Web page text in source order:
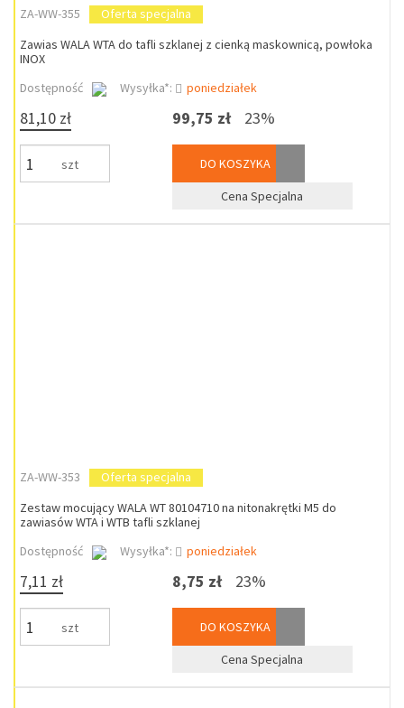
ZA-WW-355
Oferta specjalna
Zawias WALA WTA do tafli szklanej z cienką maskownicą, powłoka
INOX
Dostępność
Wysyłka*: poniedziałek
81,10 zł
szt
99,75 zł 23%
DO KOSZYKA
Cena Specjalna
ZA-WW-353
Oferta specjalna
Zestaw mocujący WALA WT 80104710 na nitonakrętki M5 do
zawiasów WTA i WTB tafli szklanej
Dostępność
Wysyłka*: poniedziałek
7,11 zł
szt
8,75 zł 23%
DO KOSZYKA
Cena Specjalna